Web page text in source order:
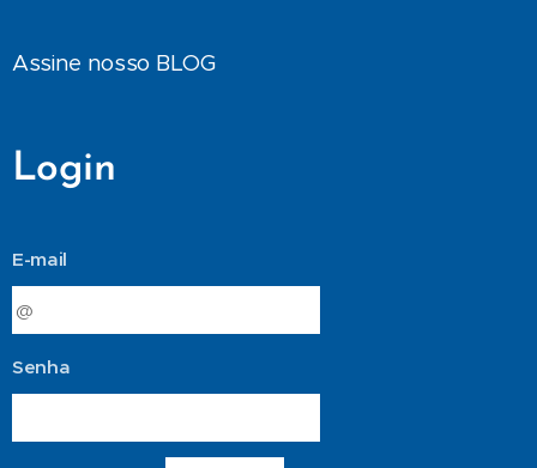
Assine nosso BLOG
Login
E-mail
Senha